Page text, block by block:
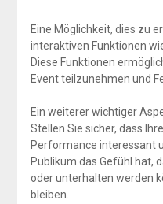
Eine Möglichkeit, dies zu
interaktiven Funktionen
Diese Funktionen
Event teilzunehmen und
Ein weiterer wichtiger
Stellen Sie sicher, dass
Performance interessant
Publikum das Gefühl hat,
oder unterhalten werden
bleiben.